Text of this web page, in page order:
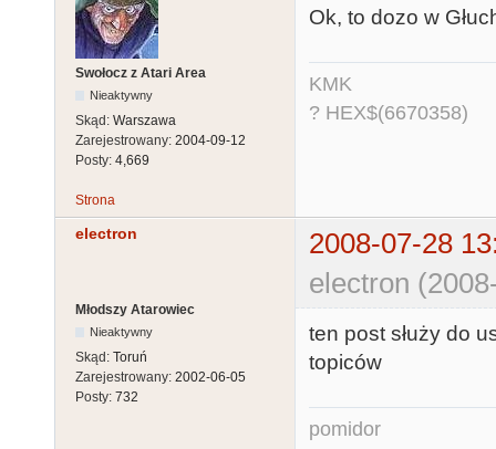
Swołocz z Atari Area
Nieaktywny
Skąd: Warszawa
Zarejestrowany: 2004-09-12
Posty: 4,669
Ok, to dozo w
KMK
? HEX$(6670358)
Strona
electron
2008-07-28
electron
Młodszy Atarowiec
Nieaktywny
Skąd: Toruń
Zarejestrowany: 2002-06-05
Posty: 732
ten post służy do
topiców
pomidor